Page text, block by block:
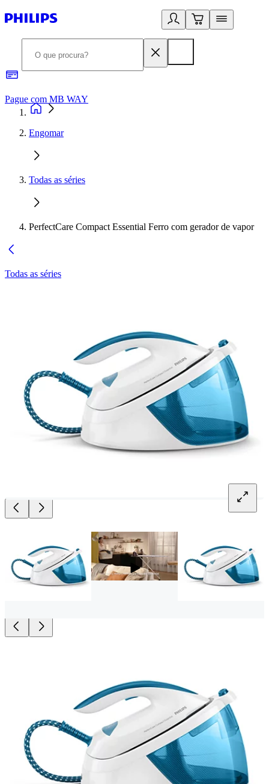
Pague com MB WAY
Engomar
Todas as séries
PerfectCare Compact Essential Ferro com gerador de vapor
Todas as séries